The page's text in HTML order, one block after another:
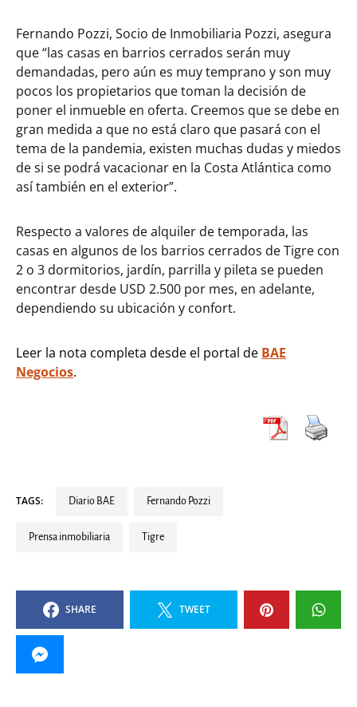
Fernando Pozzi, Socio de Inmobiliaria Pozzi, asegura
que “las casas en barrios cerrados serán muy
demandadas, pero aún es muy temprano y son muy
pocos los propietarios que toman la decisión de
poner el inmueble en oferta. Creemos que se debe en
gran medida a que no está claro que pasará con el
tema de la pandemia, existen muchas dudas y miedos
de si se podrá vacacionar en la Costa Atlántica como
así también en el exterior”.
Respecto a valores de alquiler de temporada, las
casas en algunos de los barrios cerrados de Tigre con
2 o 3 dormitorios, jardín, parrilla y pileta se pueden
encontrar desde USD 2.500 por mes, en adelante,
dependiendo su ubicación y confort.
Leer la nota completa desde el portal de BAE
Negocios.
TAGS: Diario BAE Fernando Pozzi
Prensa inmobiliaria Tigre
SHARE TWEET